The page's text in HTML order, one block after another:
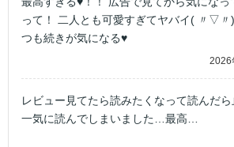
って！ 二人とも可愛すぎてヤバイ( 〃▽〃
つも続きが気になる♥️
2026
レビュー見てたら読みたくなって読んだ
一気に読んでしまいました…最高…